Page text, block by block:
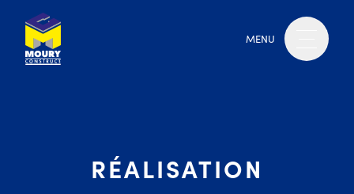
MENU
RÉALISATION